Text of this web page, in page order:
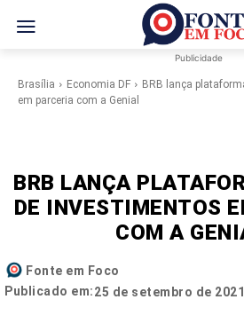
Publicidade
Brasília Economia DF
BRB lança
em parceria com a Genial
BRB LANÇA
DE INVESTIMENTOS
COM A
Fonte em Foco
Publicado em:25 de setembro de 2021